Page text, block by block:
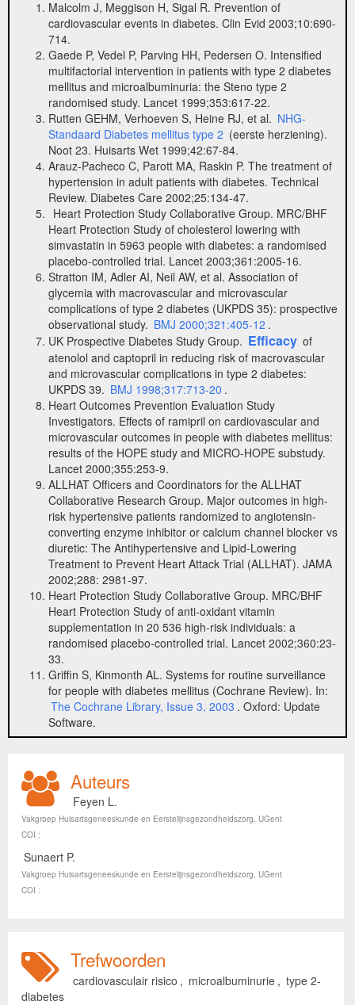
Malcolm J, Meggison H, Sigal R. Prevention of
cardiovascular events in diabetes. Clin Evid 2003;10:690-
714.
Gaede P, Vedel P, Parving HH, Pedersen O. Intensified
multifactorial intervention in patients with type 2 diabetes
mellitus and microalbuminuria: the Steno type 2
randomised study. Lancet 1999;353:617-22.
Rutten GEHM, Verhoeven S, Heine RJ, et al. NHG-
Standaard Diabetes mellitus type 2 (eerste herziening).
Noot 23. Huisarts Wet 1999;42:67-84.
Arauz-Pacheco C, Parott MA, Raskin P. The treatment of
hypertension in adult patients with diabetes. Technical
Review. Diabetes Care 2002;25:134-47.
Heart Protection Study Collaborative Group. MRC/BHF
Heart Protection Study of cholesterol lowering with
simvastatin in 5963 people with diabetes: a randomised
placebo-controlled trial. Lancet 2003;361:2005-16.
Stratton IM, Adler AI, Neil AW, et al. Association of
glycemia with macrovascular and microvascular
complications of type 2 diabetes (UKPDS 35): prospective
observational study. BMJ 2000;321:405-12 .
UK Prospective Diabetes Study Group. Efficacy of
atenolol and captopril in reducing risk of macrovascular
and microvascular complications in type 2 diabetes:
UKPDS 39. BMJ 1998;317:713-20 .
Heart Outcomes Prevention Evaluation Study
Investigators. Effects of ramipril on cardiovascular and
microvascular outcomes in people with diabetes mellitus:
results of the HOPE study and MICRO-HOPE substudy.
Lancet 2000;355:253-9.
ALLHAT Officers and Coordinators for the ALLHAT
Collaborative Research Group. Major outcomes in high-
risk hypertensive patients randomized to angiotensin-
converting enzyme inhibitor or calcium channel blocker vs
diuretic: The Antihypertensive and Lipid-Lowering
Treatment to Prevent Heart Attack Trial (ALLHAT). JAMA
2002;288: 2981-97.
Heart Protection Study Collaborative Group. MRC/BHF
Heart Protection Study of anti-oxidant vitamin
supplementation in 20 536 high-risk individuals: a
randomised placebo-controlled trial. Lancet 2002;360:23-
33.
Griffin S, Kinmonth AL. Systems for routine surveillance
for people with diabetes mellitus (Cochrane Review). In:
The Cochrane Library, Issue 3, 2003 . Oxford: Update
Software.
Auteurs
Feyen L.
Vakgroep Huisartsgeneeskunde en Eerstelijnsgezondheidszorg, UGent
COI :
Sunaert P.
Vakgroep Huisartsgeneeskunde en Eerstelijnsgezondheidszorg, UGent
COI :
Trefwoorden
cardiovasculair risico , microalbuminurie , type 2-
diabetes